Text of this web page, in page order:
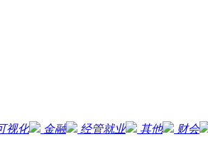
视化 金融 经管就业 其他 财会